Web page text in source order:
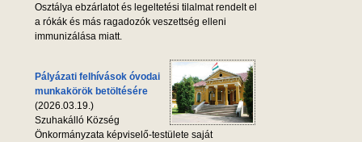
Osztálya ebzárlatot és legeltetési tilalmat rendelt el
a rókák és más ragadozók veszettség elleni
immunizálása miatt.
Pályázati felhívások óvodai
munkakörök betöltésére
(2026.03.19.)
Szuhakálló Község
Önkormányzata képviselő-testülete saját